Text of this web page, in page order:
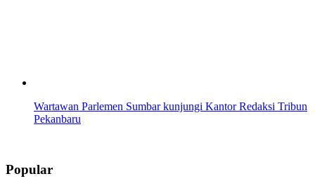
Wartawan Parlemen Sumbar kunjungi Kantor Redaksi Tribun
Pekanbaru
Popular